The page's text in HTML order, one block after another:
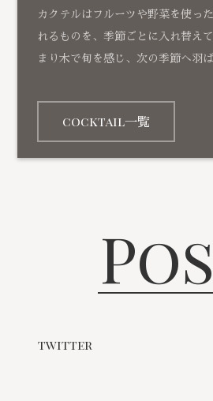
カクテルはフルーツや野菜を使っ
れるものを、季節ごとに入れ替え
まり木で旬を感じ、次の季節へ羽
cocktail一覧
twitter